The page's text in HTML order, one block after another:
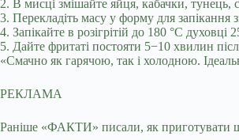
2. В мисці змішайте яйця, кабачки, тунець,
3. Перекладіть масу у форму для
4. Запікайте в розігрітій до 180 °C
5. Дайте фритаті постояти 5−10 хвилин
«Смачно як гарячою, так і холодною.
РЕКЛАМА
Раніше «ФАКТИ» писали, як приготувати